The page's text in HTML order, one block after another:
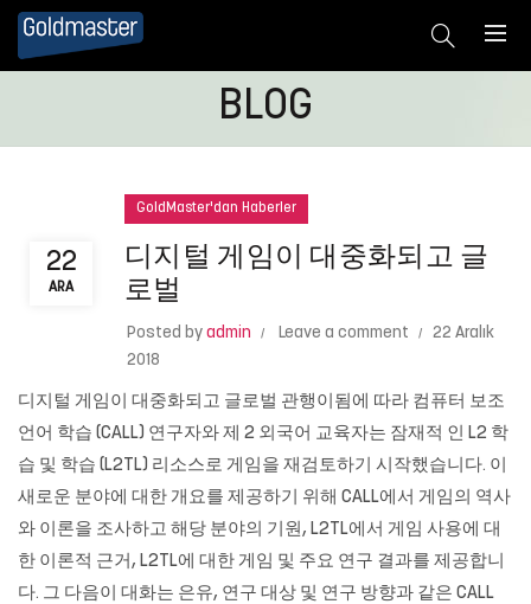
BLOG
22
ARA
GoldMaster'dan Haberler
디지털 게임이 대중화되고 글
로벌
Posted by admin Leave a comment
22 Aralık
2018
디지털 게임이 대중화되고 글로벌 관행이됨에 따라 컴퓨터 보조
언어 학습 (CALL) 연구자와 제 2 외국어 교육자는 잠재적 인 L2 학
습 및 학습 (L2TL) 리소스로 게임을 재검토하기 시작했습니다. 이
새로운 분야에 대한 개요를 제공하기 위해 CALL에서 게임의 역사
와 이론을 조사하고 해당 분야의 기원, L2TL에서 게임 사용에 대
한 이론적 근거, L2TL에 대한 게임 및 주요 연구 결과를 제공합니
다. 그 다음이 대화는 은유, 연구 대상 및 연구 방향과 같은 CALL